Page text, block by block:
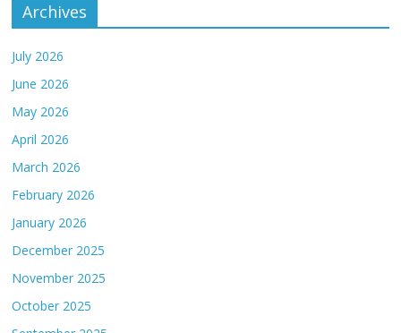
Archives
July 2026
June 2026
May 2026
April 2026
March 2026
February 2026
January 2026
December 2025
November 2025
October 2025